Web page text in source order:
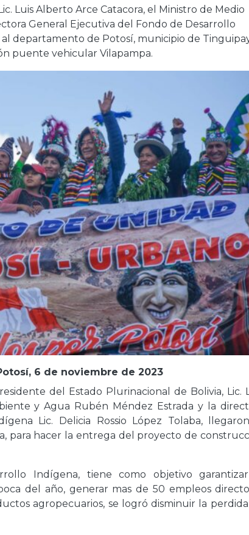
Luis Alberto Arce Catacora, el Ministro de Medio
General Ejecutiva del Fondo de Desarrollo
departamento de Potosí, municipio de
puente vehicular Vilapampa.
6 de noviembre de 2023
del Estado Plurinacional de Bolivia, Lic.
y Agua Rubén Méndez Estrada y la
Lic. Delicia Rossio López Tolaba,
para hacer la entrega del proyecto de
Indígena, tiene como objetivo
del año, generar mas de 50 empleos
agropecuarios, se logró disminuir la